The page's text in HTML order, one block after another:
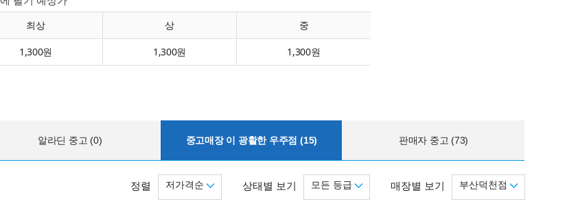
최상 상 중
1,300원 1,300원 1,300원
알라딘 중고 (0) 중고매장 이 광활한 우주점 (15) 판매자 중고 (73)
매장별 보기 부산덕천점
상태별 보기 모든 등급
정렬 저가격순